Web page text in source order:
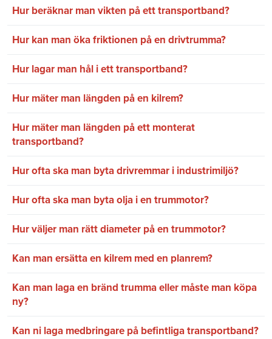
Hur beräknar man vikten på ett transportband?
Hur kan man öka friktionen på en drivtrumma?
Hur lagar man hål i ett transportband?
Hur mäter man längden på en kilrem?
Hur mäter man längden på ett monterat
transportband?
Hur ofta ska man byta drivremmar i industrimiljö?
Hur ofta ska man byta olja i en trummotor?
Hur väljer man rätt diameter på en trummotor?
Kan man ersätta en kilrem med en planrem?
Kan man laga en bränd trumma eller måste man köpa
ny?
Kan ni laga medbringare på befintliga transportband?